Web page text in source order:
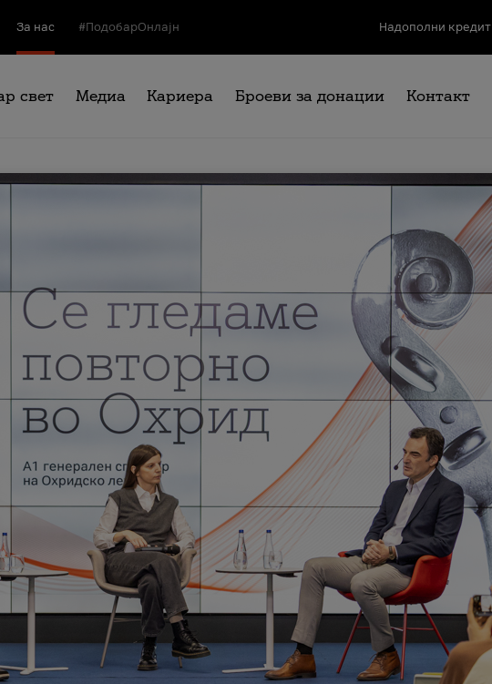
За нас #ПодобарОнлајн Надополни кредит
свет Медиа Кариера Броеви за донации Контакт